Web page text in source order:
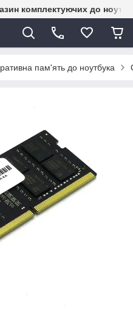
комплектуючих до
пам'ять до ноутбука